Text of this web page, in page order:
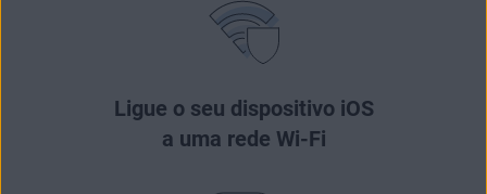
Ligue o seu dispositivo iOS
a uma rede Wi-Fi